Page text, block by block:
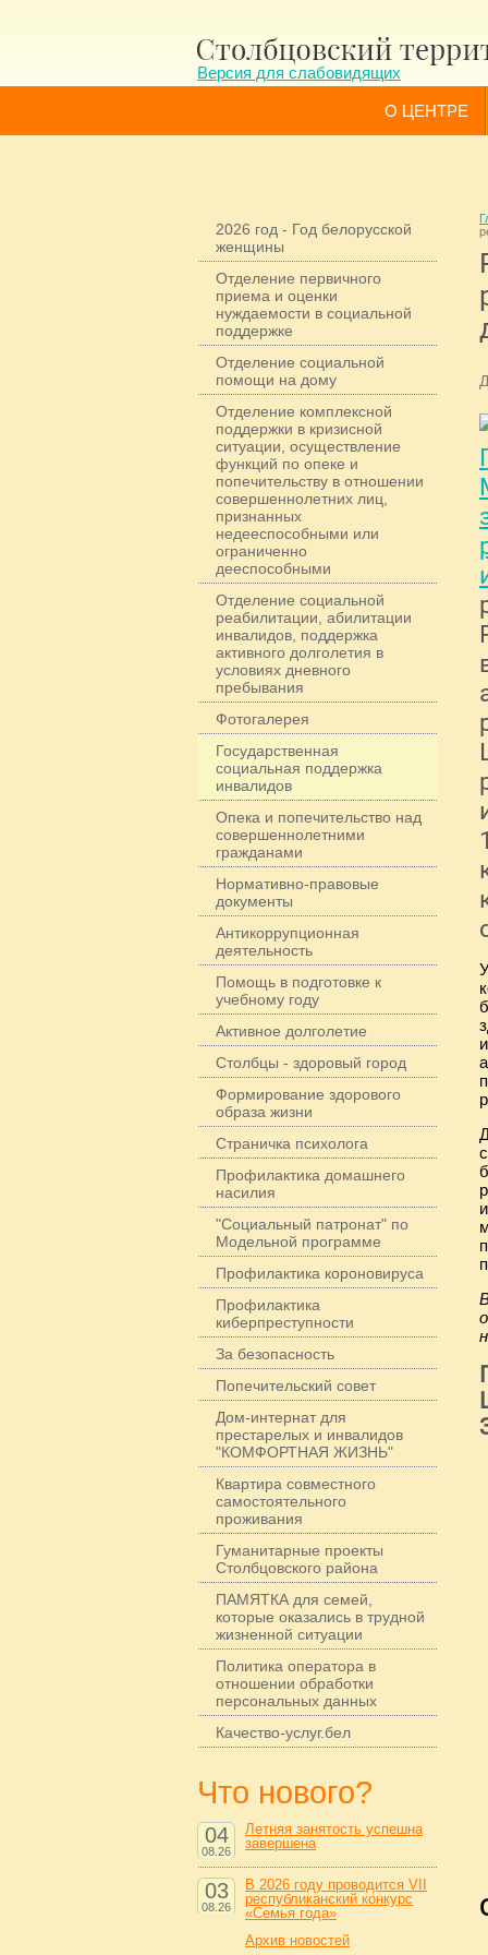
О ЦЕНТРЕ
Версия для слабовидящих
2026 год - Год белорусской
женщины
Отделение первичного
приема и оценки
нуждаемости в социальной
поддержке
Отделение социальной
помощи на дому
Отделение комплексной
поддержки в кризисной
ситуации, осуществление
функций по опеке и
попечительству в отношении
совершеннолетних лиц,
признанных
недееспособными или
ограниченно
дееспособными
Отделение социальной
реабилитации, абилитации
инвалидов, поддержка
активного долголетия в
условиях дневного
пребывания
Фотогалерея
Государственная
социальная поддержка
инвалидов
Опека и попечительство над
совершеннолетними
гражданами
Нормативно-правовые
документы
Антикоррупционная
деятельность
Помощь в подготовке к
учебному году
Активное долголетие
Столбцы - здоровый город
Формирование здорового
образа жизни
Страничка психолога
Профилактика домашнего
насилия
"Социальный патронат" по
Модельной программе
Профилактика короновируса
Профилактика
киберпреступности
За безопасность
Попечительский совет
Дом-интернат для
престарелых и инвалидов
"КОМФОРТНАЯ ЖИЗНЬ"
Квартира совместного
самостоятельного
проживания
Гуманитарные проекты
Столбцовского района
ПАМЯТКА для семей,
которые оказались в трудной
жизненной ситуации
Политика оператора в
отношении обработки
персональных данных
Качество-услуг.бел
Что нового?
04
08.26
Летняя занятость успешна
завершена
03
08.26
В 2026 году проводится VII
республиканский конкурс
«Семья года»
Архив новостей